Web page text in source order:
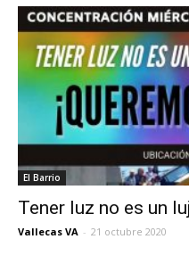
El Barrio
Tener luz no es un
Vallecas VA - 21 octubre 2020